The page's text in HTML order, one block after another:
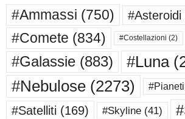
#Ammassi (750) #Asteroidi
#Comete (834) #Costellazioni (2)
#Galassie (883) #Luna
#Nebulose (2273) #Pianeti
#Satelliti (169) #Skyline (41)